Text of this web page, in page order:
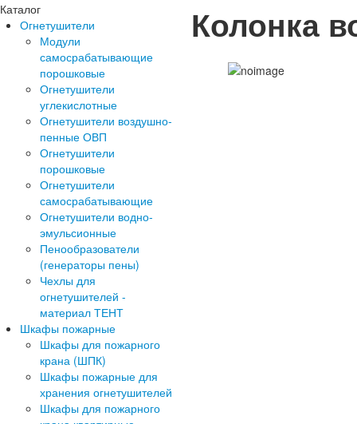
Каталог
Огнетушители
Модули
самосрабатывающие
порошковые
Огнетушители
углекислотные
Огнетушители воздушно-
пенные ОВП
Огнетушители
порошковые
Огнетушители
самосрабатывающие
Огнетушители водно-
эмульсионные
Пенообразователи
(генераторы пены)
Чехлы для
огнетушителей -
материал ТЕНТ
Шкафы пожарные
Шкафы для пожарного
крана (ШПК)
Шкафы пожарные для
хранения огнетушителей
Шкафы для пожарного
Колонка